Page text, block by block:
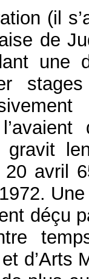
(il
de
une
gravit
avril
déçu
d’Arts